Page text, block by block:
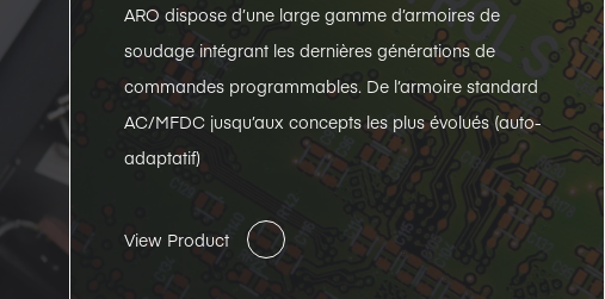
ARO dispose d’une large gamme d’armoires de
soudage intégrant les dernières générations de
commandes programmables. De l’armoire standard
AC/MFDC jusqu’aux concepts les plus évolués (auto-
adaptatif)
View Product